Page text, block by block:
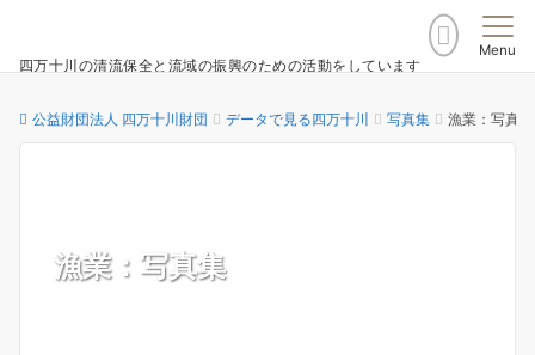
四万十川の清流保全と流域の振興のための活動をしています
Menu
公益財団法人 四万十川財団 データで見る四万十川 写真集 漁業：写真集
漁業：写真集